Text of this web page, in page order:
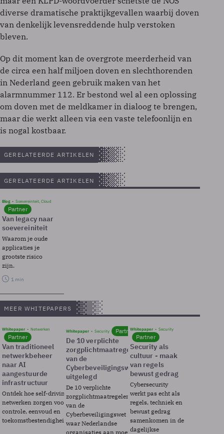
diverse dramatische praktijkgevallen waarbij doven
van denkelijk levensreddende hulp verstoken
bleven.
Op dit moment kan de overgrote meerderheid van
de circa een half miljoen doven en slechthorenden
in Nederland geen gebruik maken van het
alarmnummer 112. Er bestond wel al een oplossing
om doven met de meldkamer in dialoog te brengen,
maar die werkt alleen via een vaste telefoonlijn en
is nogal kostbaar.
GERELATEERDE ARTIKELEN
GERELATEERDE ARTIKELEN
Blog Soevereinteit, Cloud
Partner
Van legacy naar
soevereiniteit
Waarom je oude
applicaties je
grootste risico
zijn.
1 min
MEER WHITEPAPERS
Whitepaper Netwerken
Partner
Van traditioneel
netwerkbeheer
naar AI
aangestuurde
infrastructuur
Ontdek hoe self-driving
netwerken zorgen voor
controle, eenvoud en
toekomstbestendigheid.
Whitepaper Security Partner
De 10 verplichte
zorgplichtmaatregelen
van de
Cyberbeveiligingswet
uitgelegd
De 10 verplichte
zorgplichtmaatregelen
van de
Cyberbeveiligingswet
waar Nederlandse
organisaties aan moeten
Whitepaper Security
Partner
Security als
cultuur - maak
van regels
bewust gedrag
Cybersecurity
werkt pas echt als
regels, techniek en
bewust gedrag
samenkomen in de
dagelijkse